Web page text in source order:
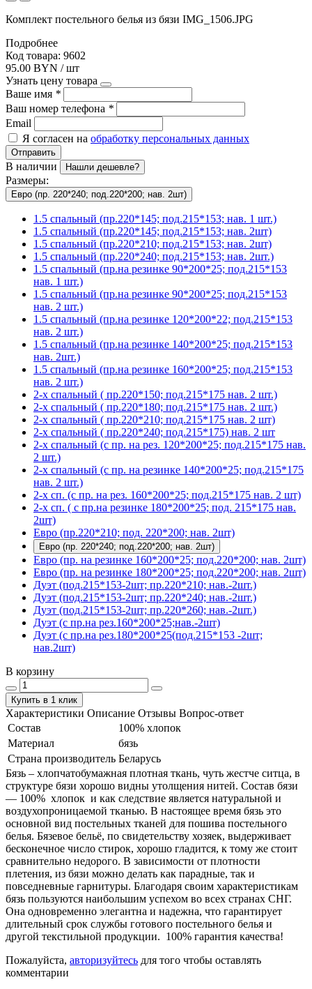
Комплект постельного белья из бязи IMG_1506.JPG
Подробнее
Код товара: 9602
95.00 BYN / шт
Узнать цену товара
Ваше имя *
Ваш номер телефона *
Email
Я согласен на обработку персональных данных
Отправить
В наличии Нашли дешевле?
Размеры:
Евро (пр. 220*240; под.220*200; нав. 2шт)
1.5 спальный (пр.220*145; под.215*153; нав. 1 шт.)
1.5 спальный (пр.220*145; под.215*153; нав. 2шт)
1.5 спальный (пр.220*210; под.215*153; нав. 2шт)
1.5 спальный (пр.220*240; под.215*153; нав. 2шт.)
1.5 спальный (пр.на резинке 90*200*25; под.215*153
нав. 1 шт.)
1.5 спальный (пр.на резинке 90*200*25; под.215*153
нав. 2 шт.)
1.5 спальный (пр.на резинке 120*200*22; под.215*153
нав. 2 шт.)
1.5 спальный (пр.на резинке 140*200*25; под.215*153
нав. 2шт.)
1.5 спальный (пр.на резинке 160*200*25; под.215*153
нав. 2 шт.)
2-х спальный ( пр.220*150; под.215*175 нав. 2 шт.)
2-х спальный ( пр.220*180; под.215*175 нав. 2 шт.)
2-х спальный ( пр.220*210; под.215*175 нав. 2 шт)
2-х спальный ( пр.220*240; под.215*175) нав. 2 шт
2-х спальный (с пр. на рез. 120*200*25; под.215*175 нав.
2 шт.)
2-х спальный (с пр. на резинке 140*200*25; под.215*175
нав. 2 шт.)
2-х сп. (с пр. на рез. 160*200*25; под.215*175 нав. 2 шт)
2-х сп. ( с пр.на резинке 180*200*25; под. 215*175 нав.
2шт)
Евро (пр.220*210; под. 220*200; нав. 2шт)
Евро (пр. 220*240; под.220*200; нав. 2шт)
Евро (пр. на резинке 160*200*25; под.220*200; нав. 2шт)
Евро (пр. на резинке 180*200*25; под.220*200; нав. 2шт)
Дуэт (под.215*153-2шт; пр.220*210; нав.-2шт.)
Дуэт (под.215*153-2шт; пр.220*240; нав.-2шт.)
Дуэт (под.215*153-2шт; пр.220*260; нав.-2шт.)
Дуэт (с пр.на рез.160*200*25;нав.-2шт)
Дуэт (с пр.на рез.180*200*25(под.215*153 -2шт;
нав.2шт)
В корзину
Купить в 1 клик
Характеристики Описание Отзывы Вопрос-ответ
Состав
100% хлопок
Материал
бязь
Страна производитель Беларусь
Бязь – хлопчатобумажная плотная ткань, чуть жестче ситца, в
структуре бязи хорошо видны утолщения нитей. Состав бязи
― 100% хлопок и как следствие является натуральной и
воздухопроницаемой тканью. В настоящее время бязь это
основной вид постельных тканей для пошива постельного
белья. Бязевое бельё, по свидетельству хозяек, выдерживает
бесконечное число стирок, хорошо гладится, к тому же стоит
сравнительно недорого. В зависимости от плотности
плетения, из бязи можно делать как парадные, так и
повседневные гарнитуры. Благодаря своим характеристикам
бязь пользуются наибольшим успехом во всех странах СНГ.
Она одновременно элегантна и надежна, что гарантирует
длительный срок службы готового постельного белья и
другой текстильной продукции. 100% гарантия качества!
Пожалуйста, авторизуйтесь для того чтобы оставлять
комментарии